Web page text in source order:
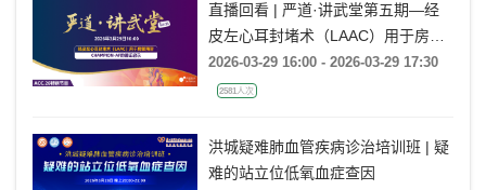
直播回看 | 严道·讲武堂第五期—经
皮左心耳封堵术（LAAC）用于房颤
预防：CHAMPION-AF的循证启示
2026-03-29 16:00 - 2026-03-29 17:30
2581人次
洪城疑难肺血管疾病诊治培训班 | 疑
难的站立位低氧血症查因